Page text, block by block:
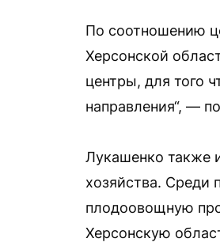
По соотношению
Херсонской
центры, для того
направления“, —
Лукашенко также
хозяйства. Среди
плодоовощную
Херсонскую